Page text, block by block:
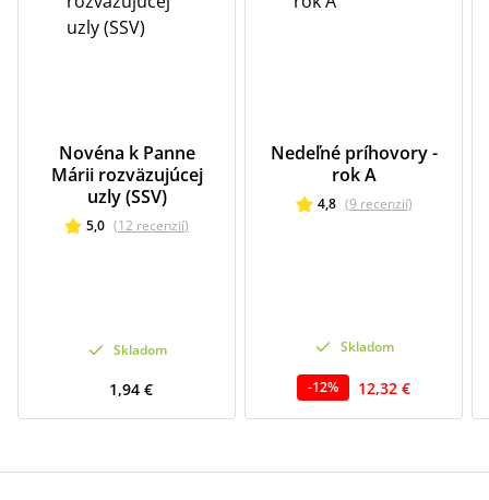
Novéna k Panne
Márii rozväzujúcej
uzly (SSV)
5,0 (12 recenzií)
Skladom
1,94 €
Nedeľné príhovory -
rok A
4,8 (9 recenzií)
Skladom
-12% 12,32 €